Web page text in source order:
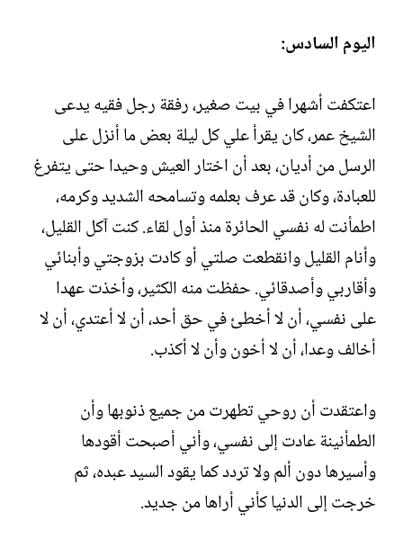
اليوم السادس:
اعتكفت أشهرا في بيت صغير، رفقة رجل فقيه يدعى
الشيخ عمر، كان يقرأ علي كل ليلة بعض ما أنزل على
الرسل من أديان، بعد أن اختار العيش وحيدا حتى يتفرغ
للعبادة، وكان قد عرف بعلمه وتسامحه الشديد وكرمه،
اطمأنت له نفسي الحائرة منذ أول لقاء. كنت آكل القليل،
وأنام القليل وانقطعت صلتي أو كادت بزوجتي وأبنائي
وأقاربي وأصدقائي. حفظت منه الكثير، وأخذت عهدا
على نفسي، أن لا أخطئ في حق أحد، أن لا أعتدي، أن لا
أخالف وعدا، أن لا أخون وأن لا أكذب.
واعتقدت أن روحي تطهرت من جميع ذنوبها وأن
الطمأنينة عادت إلى نفسي، وأني أصبحت أقودها
وأسيرها دون ألم ولا تردد كما يقود السيد عبده، ثم
خرجت إلى الدنيا كأني أراها من جديد.